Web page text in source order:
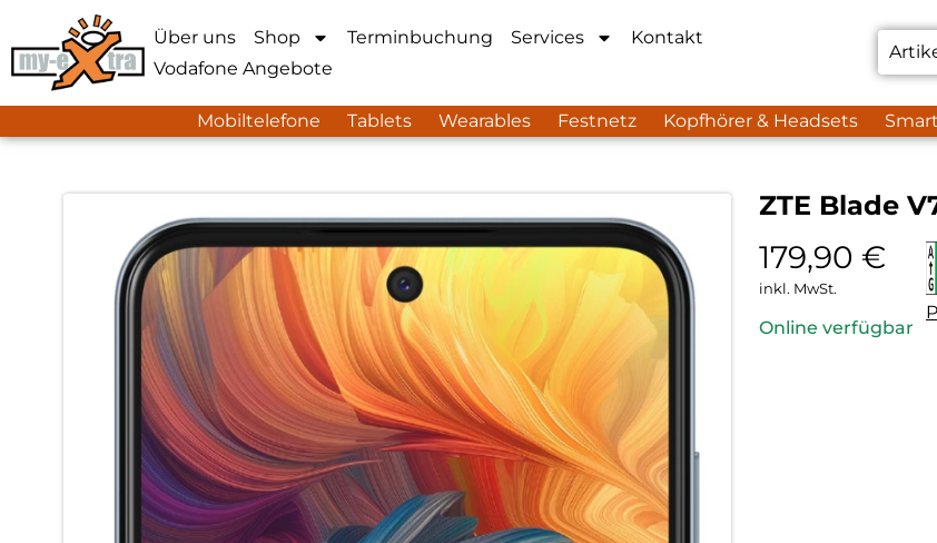
Über uns Shop Terminbuchung Services
Kontakt
Vodafone Angebote
Mobiltelefone Tablets Wearables Festnetz Kopfhörer & Headsets
ZTE Blade
179,90 €
inkl. MwSt.
Online verfügbar